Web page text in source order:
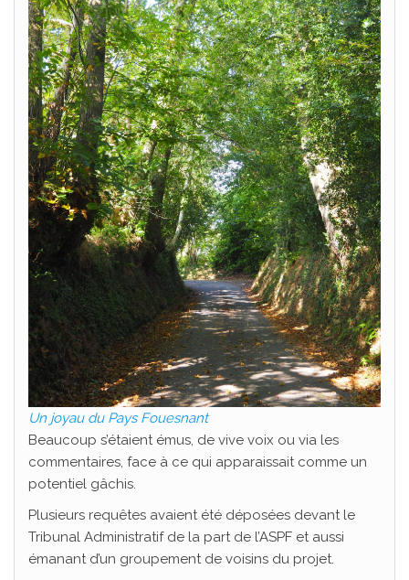
Un joyau du Pays Fouesnant
Beaucoup s’étaient émus, de vive voix ou via les
commentaires, face à ce qui apparaissait comme un
potentiel gâchis.
Plusieurs requêtes avaient été déposées devant le
Tribunal Administratif de la part de l’ASPF et aussi
émanant d’un groupement de voisins du projet.